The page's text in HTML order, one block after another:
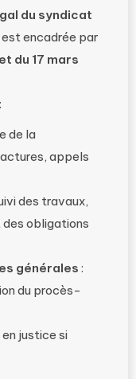
du syndicat
est encadrée par
du 17 mars
de la
appels
des travaux,
obligations
générales :
du procès-
en justice si